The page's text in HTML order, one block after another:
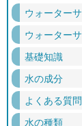
ウォーター
ウォーター
基礎知識
水の成分
よくある質問
水の種類